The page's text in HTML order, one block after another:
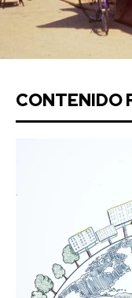
CONTENIDO